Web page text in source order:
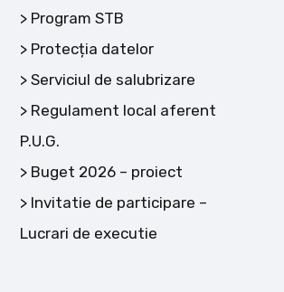
Program STB
Protecția datelor
Serviciul de salubrizare
Regulament local aferent
P.U.G.
Buget 2026 – proiect
Invitatie de participare –
Lucrari de executie